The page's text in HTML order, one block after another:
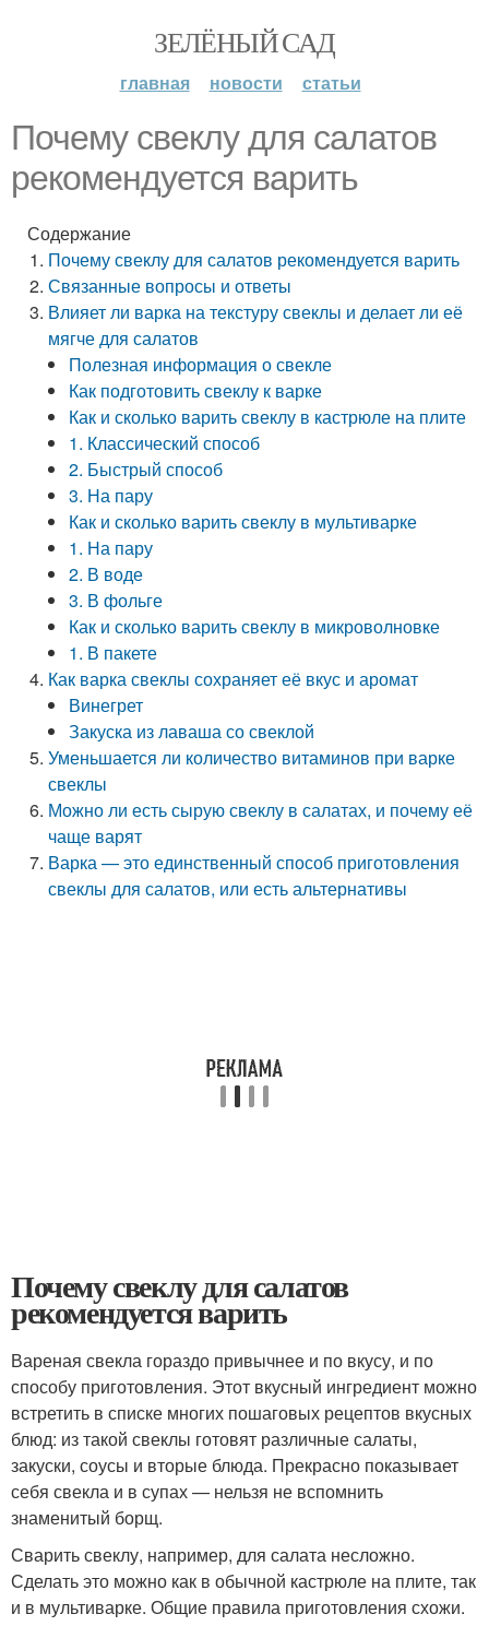
ЗЕЛЁНЫЙ САД
главная новости статьи
Почему свеклу для салатов
рекомендуется варить
Содержание
Почему свеклу для салатов рекомендуется варить
Связанные вопросы и ответы
Влияет ли варка на текстуру свеклы и делает ли её
мягче для салатов
Полезная информация о свекле
Как подготовить свеклу к варке
Как и сколько варить свеклу в кастрюле на плите
1. Классический способ
2. Быстрый способ
3. На пару
Как и сколько варить свеклу в мультиварке
1. На пару
2. В воде
3. В фольге
Как и сколько варить свеклу в микроволновке
1. В пакете
Как варка свеклы сохраняет её вкус и аромат
Винегрет
Закуска из лаваша со свеклой
Уменьшается ли количество витаминов при варке
свеклы
Можно ли есть сырую свеклу в салатах, и почему её
чаще варят
Варка — это единственный способ приготовления
свеклы для салатов, или есть альтернативы
Почему свеклу для салатов
рекомендуется варить
Вареная свекла гораздо привычнее и по вкусу, и по
способу приготовления. Этот вкусный ингредиент можно
встретить в списке многих пошаговых рецептов вкусных
блюд: из такой свеклы готовят различные салаты,
закуски, соусы и вторые блюда. Прекрасно показывает
себя свекла и в супах — нельзя не вспомнить
знаменитый борщ.
Сварить свеклу, например, для салата несложно.
Сделать это можно как в обычной кастрюле на плите, так
и в мультиварке. Общие правила приготовления схожи.